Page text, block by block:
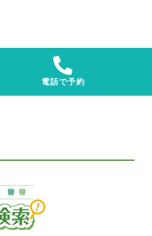
電話で予約